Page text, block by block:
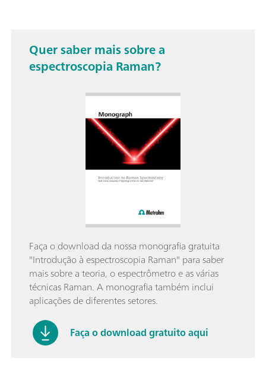
Quer saber mais sobre a
espectroscopia Raman?
Faça o download da nossa monografia gratuita
"Introdução à espectroscopia Raman" para saber
mais sobre a teoria, o espectrômetro e as várias
técnicas Raman. A monografia também inclui
aplicações de diferentes setores.
Faça o download gratuito aqui